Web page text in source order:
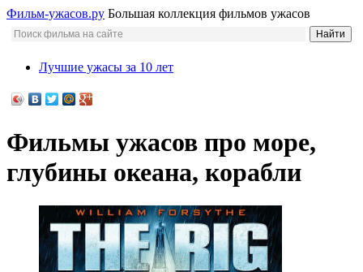
Фильм-ужасов.ру Большая коллекция фильмов ужасов
Лучшие ужасы за 10 лет
Фильмы ужасов про море,
глубины океана, корабли